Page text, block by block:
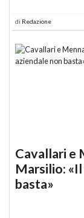
di Redazione
Cavallari e
Marsilio:
basta»